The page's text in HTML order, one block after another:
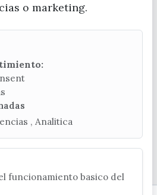
CP 29740 - Torre del Mar
DE VÉLEZ-MÁLAGA
o marketing.
Necesarias , Preferencias , Analitica
funcionamiento basico del